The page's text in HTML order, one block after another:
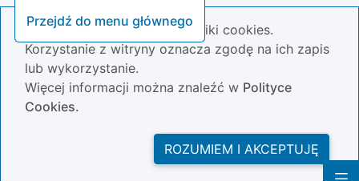
Przejdź do menu głównego
Nasza strona wykorzystuje pliki cookies.
Korzystanie z witryny oznacza zgodę na ich zapis
lub wykorzystanie.
Więcej informacji można znaleźć w Polityce
Cookies.
ROZUMIEM I AKCEPTUJĘ